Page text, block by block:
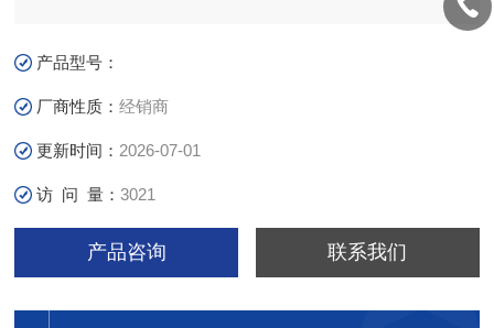
产品型号：
厂商性质：经销商
更新时间： 2026-07-01
访 问 量：3021
产品咨询 联系我们